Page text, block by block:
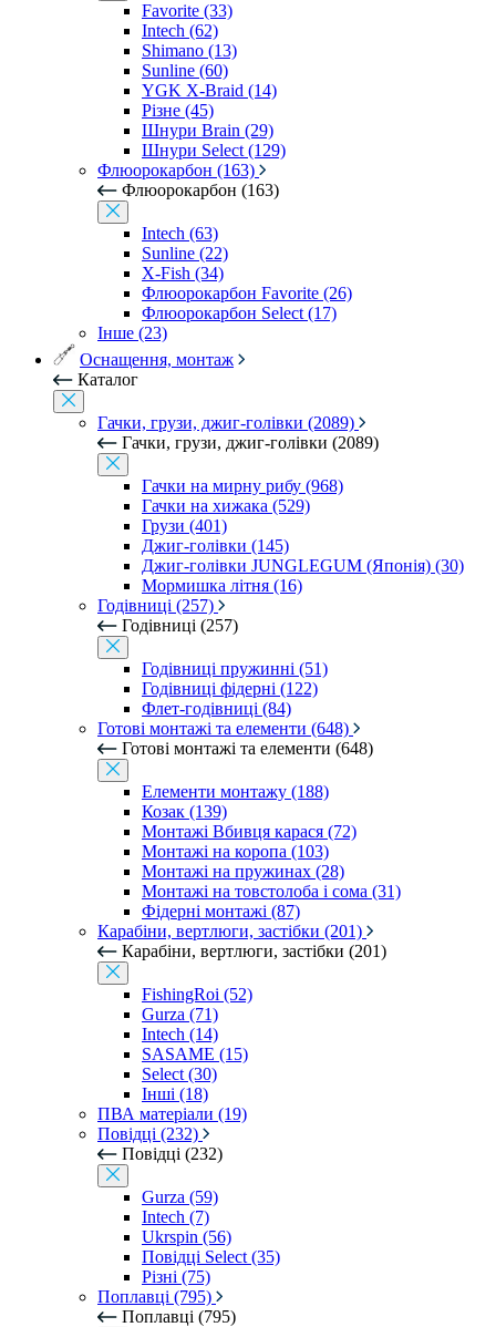
Favorite (33)
Intech (62)
Shimano (13)
Sunline (60)
YGK X-Braid (14)
Різне (45)
Шнури Brain (29)
Шнури Select (129)
Флюорокарбон (163)
Флюорокарбон (163)
Intech (63)
Sunline (22)
X-Fish (34)
Флюорокарбон Favorite (26)
Флюорокарбон Select (17)
Інше (23)
Оснащення, монтаж
Каталог
Гачки, грузи, джиг-голівки (2089)
Гачки, грузи, джиг-голівки (2089)
Гачки на мирну рибу (968)
Гачки на хижака (529)
Грузи (401)
Джиг-голівки (145)
Джиг-голівки JUNGLEGUM (Японія) (30)
Мормишка літня (16)
Годівниці (257)
Годівниці (257)
Годівниці пружинні (51)
Годівниці фідерні (122)
Флет-годівниці (84)
Готові монтажі та елементи (648)
Готові монтажі та елементи (648)
Елементи монтажу (188)
Козак (139)
Монтажі Вбивця карася (72)
Монтажі на коропа (103)
Монтажі на пружинах (28)
Монтажі на товстолоба і сома (31)
Фідерні монтажі (87)
Карабіни, вертлюги, застібки (201)
Карабіни, вертлюги, застібки (201)
FishingRoi (52)
Gurza (71)
Intech (14)
SASAME (15)
Select (30)
Інші (18)
ПВА матеріали (19)
Повідці (232)
Повідці (232)
Gurza (59)
Intech (7)
Ukrspin (56)
Повідці Select (35)
Різні (75)
Поплавці (795)
Поплавці (795)